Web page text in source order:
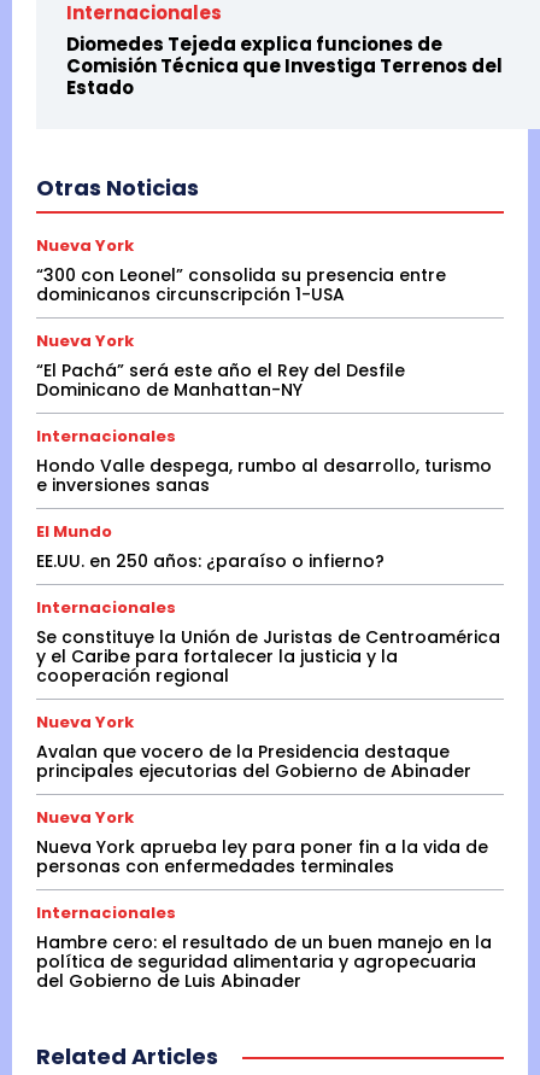
Internacionales
Diomedes Tejeda explica funciones de
Comisión Técnica que Investiga Terrenos del
Estado
Otras Noticias
Nueva York
“300 con Leonel” consolida su presencia entre
dominicanos circunscripción 1-USA
Nueva York
“El Pachá” será este año el Rey del Desfile
Dominicano de Manhattan-NY
Internacionales
Hondo Valle despega, rumbo al desarrollo, turismo
e inversiones sanas
El Mundo
EE.UU. en 250 años: ¿paraíso o infierno?
Internacionales
Se constituye la Unión de Juristas de Centroamérica
y el Caribe para fortalecer la justicia y la
cooperación regional
Nueva York
Avalan que vocero de la Presidencia destaque
principales ejecutorias del Gobierno de Abinader
Nueva York
Nueva York aprueba ley para poner fin a la vida de
personas con enfermedades terminales
Internacionales
Hambre cero: el resultado de un buen manejo en la
política de seguridad alimentaria y agropecuaria
del Gobierno de Luis Abinader
Related Articles